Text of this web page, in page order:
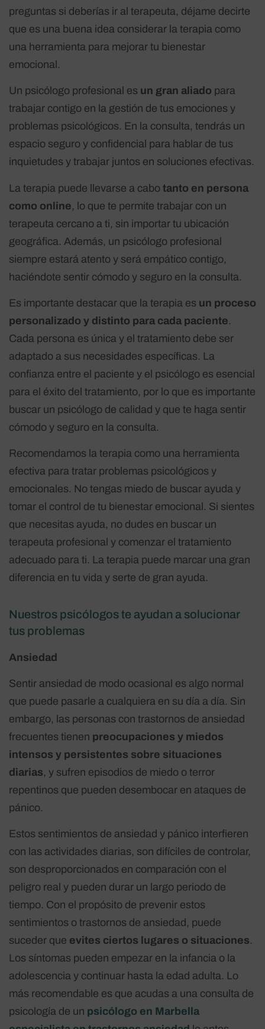
preguntas si deberías ir al terapeuta, déjame decirte
que es una buena idea considerar la terapia como
una herramienta para mejorar tu bienestar
emocional.
Un psicólogo profesional es un gran aliado para
trabajar contigo en la gestión de tus emociones y
problemas psicológicos. En la consulta, tendrás un
espacio seguro y confidencial para hablar de tus
inquietudes y trabajar juntos en soluciones efectivas.
La terapia puede llevarse a cabo tanto en persona
como online, lo que te permite trabajar con un
terapeuta cercano a ti, sin importar tu ubicación
geográfica. Además, un psicólogo profesional
siempre estará atento y será empático contigo,
haciéndote sentir cómodo y seguro en la consulta.
Es importante destacar que la terapia es un proceso
personalizado y distinto para cada paciente.
Cada persona es única y el tratamiento debe ser
adaptado a sus necesidades específicas. La
confianza entre el paciente y el psicólogo es esencial
para el éxito del tratamiento, por lo que es importante
buscar un psicólogo de calidad y que te haga sentir
cómodo y seguro en la consulta.
Recomendamos la terapia como una herramienta
efectiva para tratar problemas psicológicos y
emocionales. No tengas miedo de buscar ayuda y
tomar el control de tu bienestar emocional. Si sientes
que necesitas ayuda, no dudes en buscar un
terapeuta profesional y comenzar el tratamiento
adecuado para ti. La terapia puede marcar una gran
diferencia en tu vida y serte de gran ayuda.
Nuestros psicólogos te ayudan a solucionar
tus problemas
Ansiedad
Sentir ansiedad de modo ocasional es algo normal
que puede pasarle a cualquiera en su día a día. Sin
embargo, las personas con trastornos de ansiedad
frecuentes tienen preocupaciones y miedos
intensos y persistentes sobre situaciones
diarias, y sufren episodios de miedo o terror
repentinos que pueden desembocar en ataques de
pánico.
Estos sentimientos de ansiedad y pánico interfieren
con las actividades diarias, son difíciles de controlar,
son desproporcionados en comparación con el
peligro real y pueden durar un largo periodo de
tiempo. Con el propósito de prevenir estos
sentimientos o trastornos de ansiedad, puede
suceder que evites ciertos lugares o situaciones.
Los síntomas pueden empezar en la infancia o la
adolescencia y continuar hasta la edad adulta. Lo
más recomendable es que acudas a una consulta de
psicología de un psicólogo en Marbella